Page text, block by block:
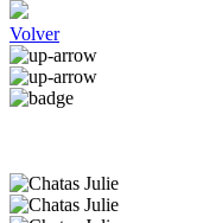
Volver